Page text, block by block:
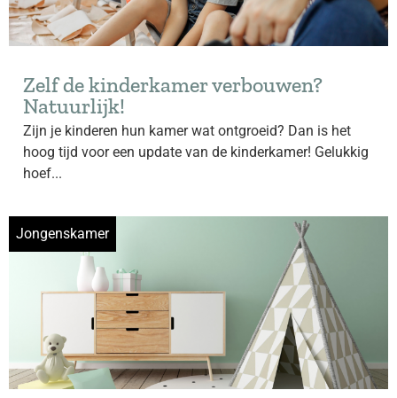
Zelf de kinderkamer verbouwen?
Natuurlijk!
Zijn je kinderen hun kamer wat ontgroeid? Dan is het
hoog tijd voor een update van de kinderkamer! Gelukkig
hoef...
Jongenskamer